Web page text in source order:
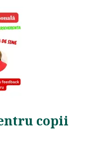
copii